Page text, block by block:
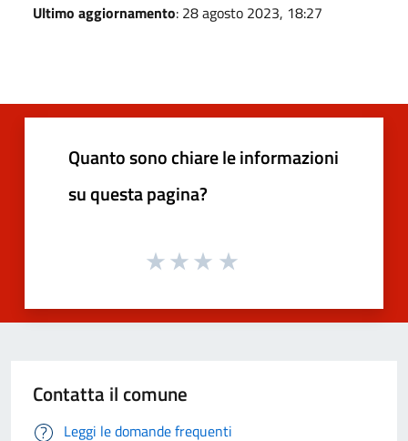
Ultimo aggiornamento: 28 agosto 2023, 18:27
Quanto sono chiare le informazioni
su questa pagina?
Contatta il comune
Leggi le domande frequenti